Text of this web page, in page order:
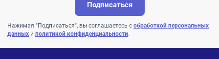
Подписаться
Нажимая "Подписаться", вы соглашаетесь с обработкой персональных
данных и политикой конфиденциальности.